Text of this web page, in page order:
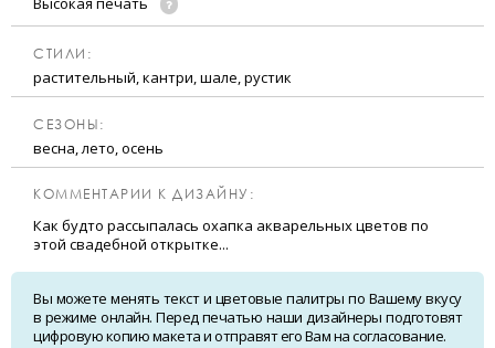
CТИЛИ:
растительный, кантри, шале, рустик
CЕЗОНЫ:
весна, лето, осень
КОММЕНТАРИИ К ДИЗАЙНУ:
Как будто рассыпалась охапка акварельных цветов по
этой свадебной открытке...
Вы можете менять текст и цветовые палитры по Вашему вкусу
в режиме онлайн. Перед печатью наши дизайнеры подготовят
цифровую копию макета и отправят его Вам на согласование.